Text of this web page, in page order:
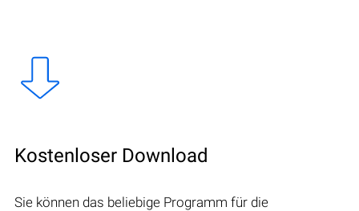
Kostenloser Download
Sie können das beliebige Programm für die